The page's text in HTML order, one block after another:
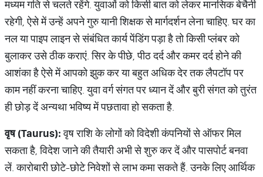
मध्यम गति से चलते रहेंगे. युवाओं को किसी बात को लेकर मानसिक बेचैनी
रहेगी, ऐसे में उन्हें अपने गुरु यानी शिक्षक से मार्गदर्शन लेना चाहिए. घर का
नल या पाइप लाइन से संबंधित कार्य पेंडिंग पड़ा है तो किसी प्लंबर को
बुलाकर उसे ठीक कराएं. सिर के पीछे, पीठ दर्द और कमर दर्द होने की
आशंका है ऐसे में आपको झुक कर या बहुत अधिक देर तक लैपटॉप पर
काम नहीं करना चाहिए. युवा वर्ग संगत पर ध्यान दें और बुरी संगत को तुरंत
ही छोड़ दें अन्यथा भविष्य में पछतावा हो सकता है.
वृष (Taurus):वृष राशि के लोगों को विदेशी कंपनियों से ऑफर मिल
सकता है, विदेश जाने की तैयारी अभी से शुरु कर दें और पासपोर्ट बनवा
लें. कारोबारी छोटे-छोटे निवेशों से लाभ कमा सकते हैं. उनके लिए आर्थिक